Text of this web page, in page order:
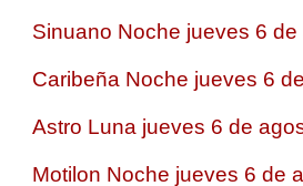
Sinuano Noche jueves 6
Caribeña Noche jueves 6
Astro Luna jueves 6 de
Motilon Noche jueves 6 de